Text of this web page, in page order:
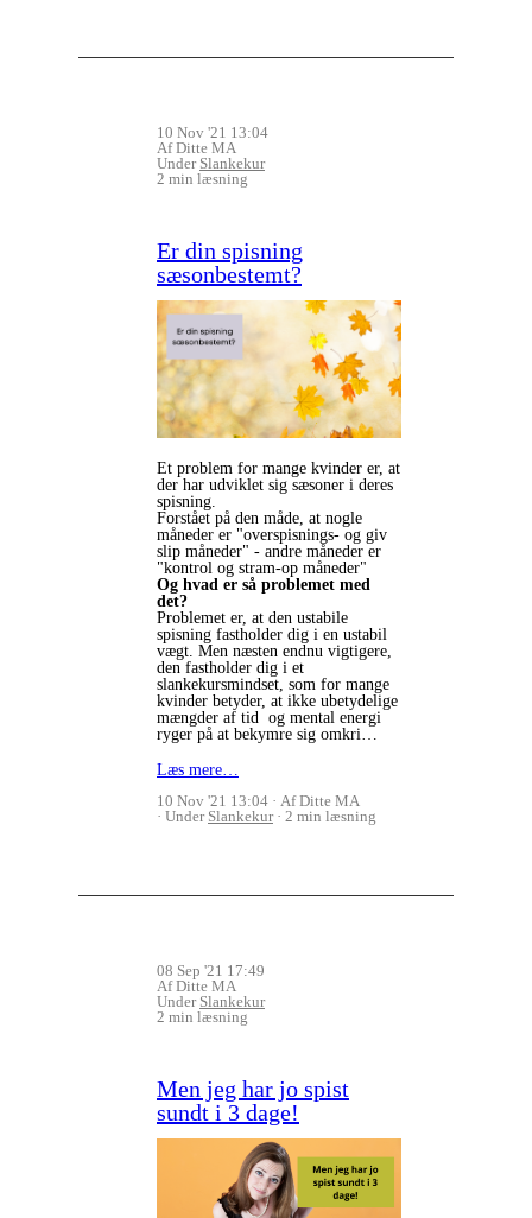
10 Nov '21 13:04
Af Ditte MA
Under Slankekur
2 min læsning
Er din spisning
sæsonbestemt?
Et problem for mange kvinder er, at
der har udviklet sig sæsoner i deres
spisning.
Forstået på den måde, at nogle
måneder er "overspisnings- og giv
slip måneder" - andre måneder er
"kontrol og stram-op måneder"
Og hvad er så problemet med
det?
Problemet er, at den ustabile
spisning fastholder dig i en ustabil
vægt. Men næsten endnu vigtigere,
den fastholder dig i et
slankekursmindset, som for mange
kvinder betyder, at ikke ubetydelige
mængder af tid og mental energi
ryger på at bekymre sig omkri…
Læs mere…
10 Nov '21 13:04
Af Ditte MA
Under Slankekur 2 min læsning
08 Sep '21 17:49
Af Ditte MA
Under Slankekur
2 min læsning
Men jeg har jo spist
sundt i 3 dage!